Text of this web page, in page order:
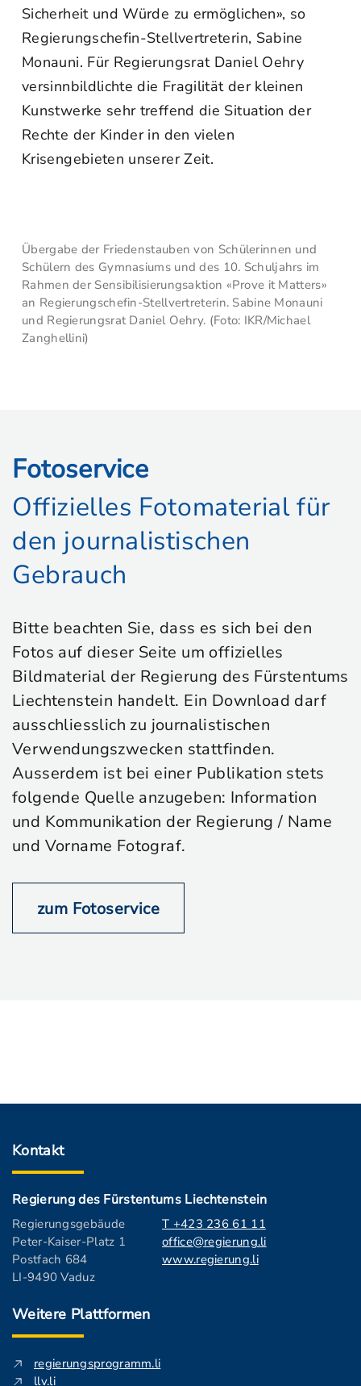
Sicherheit und Würde zu ermöglichen», so
Regierungschefin-Stellvertreterin, Sabine
Monauni. Für Regierungsrat Daniel Oehry
versinnbildlichte die Fragilität der kleinen
Kunstwerke sehr treffend die Situation der
Rechte der Kinder in den vielen
Krisengebieten unserer Zeit.
Übergabe der Friedenstauben von Schülerinnen und
Schülern des Gymnasiums und des 10. Schuljahrs im
Rahmen der Sensibilisierungsaktion «Prove it Matters»
an Regierungschefin-Stellvertreterin. Sabine Monauni
und Regierungsrat Daniel Oehry. (Foto: IKR/Michael
Zanghellini)
Fotoservice
Offizielles Fotomaterial für
den journalistischen
Gebrauch
Bitte beachten Sie, dass es sich bei den
Fotos auf dieser Seite um offizielles
Bildmaterial der Regierung des Fürstentums
Liechtenstein handelt. Ein Download darf
ausschliesslich zu journalistischen
Verwendungszwecken stattfinden.
Ausserdem ist bei einer Publikation stets
folgende Quelle anzugeben: Information
und Kommunikation der Regierung / Name
und Vorname Fotograf.
zum Fotoservice
Kontakt
Regierung des Fürstentums Liechtenstein
Regierungsgebäude
Peter-Kaiser-Platz 1
Postfach 684
LI-9490 Vaduz
T +423 236 61 11
office@regierung.li
www.regierung.li
Weitere Plattformen
regierungsprogramm.li
llv.li